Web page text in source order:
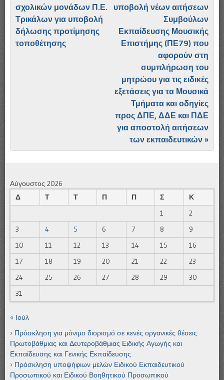
σχολικών μονάδων Π.Ε.
Τρικάλων για υποβολή
δήλωσης προτίμησης
τοποθέτησης
υποβολή νέων αιτήσεων
Συμβούλων
Εκπαίδευσης Μουσικής
Επιστήμης (ΠΕ79) που
αφορούν στη
συμπλήρωση του
μητρώου για τις ειδικές
εξετάσεις για τα Μουσικά
Τμήματα και οδηγίες
προς ΔΠΕ, ΔΔΕ και ΠΔΕ
για αποστολή αιτήσεων
των εκπαιδευτικών »
Αύγουστος 2026
Δ
Τ Τ Π Π Σ
Κ
1
2
3
4 5 6 7 8
9
10
11 12 13 14 15
16
17
18 19 20 21 22
23
24
25 26 27 28 29
30
31
« Ιούλ
Πρόσκληση για μόνιμο διορισμό σε κενές οργανικές θέσεις
Πρωτοβάθμιας και Δευτεροβάθμιας Ειδικής Αγωγής και
Εκπαίδευσης και Γενικής Εκπαίδευσης
Πρόσκληση υποψήφιων μελών Ειδικού Εκπαιδευτικού
Προσωπικού και Ειδικού Βοηθητικού Προσωπικού